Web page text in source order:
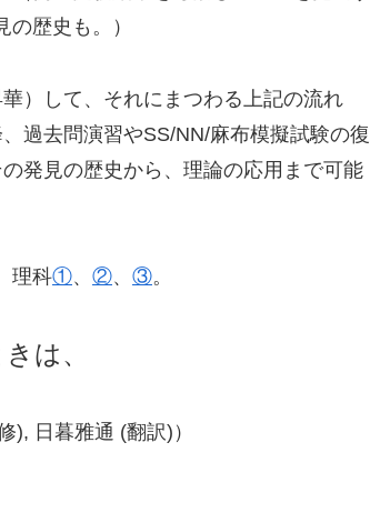
歴史も。）
）して、それにまつわる上記の流れ
過去問演習やSS/NN/麻布模擬試験の復
発見の歴史から、理論の応用まで可能
理科①、 ②、 ③。
は、
), 日暮雅通 (翻訳)）